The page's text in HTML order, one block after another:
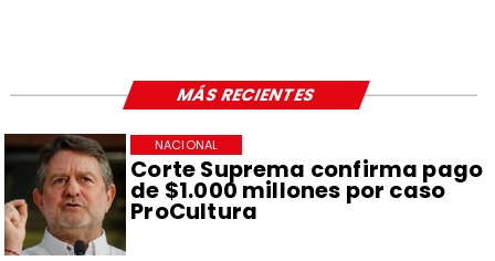
Corte Suprema confirma pago
de $1.000 millones por caso
ProCultura
NACIONAL
MÁS RECIENTES